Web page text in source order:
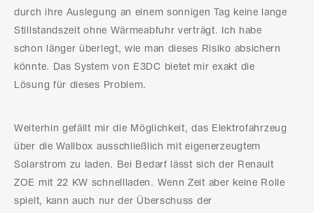
durch ihre Auslegung an einem sonnigen Tag keine lange
Stillstandszeit ohne Wärmeabfuhr verträgt. Ich habe
schon länger überlegt, wie man dieses Risiko absichern
könnte. Das System von E3DC bietet mir exakt die
Lösung für dieses Problem.
Weiterhin gefällt mir die Möglichkeit, das Elektrofahrzeug
über die Wallbox ausschließlich mit eigenerzeugtem
Solarstrom zu laden. Bei Bedarf lässt sich der Renault
ZOE mit 22 KW schnellladen. Wenn Zeit aber keine Rolle
spielt, kann auch nur der Überschuss der